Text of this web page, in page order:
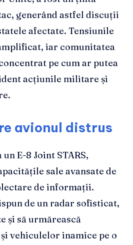
generând astfel discuții
afectate. Tensiunile
iar comunitatea
pe cum ar putea
acțiunile militare și
avionul distrus
E-8 Joint STARS,
sale avansate de
de informații.
de un radar sofisticat,
și să urmărească
vehiculelor inamice pe o